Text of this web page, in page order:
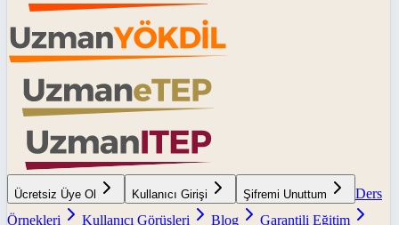
Ücretsiz Üye Ol Kullanıcı Girişi Şifremi Unuttum
Ders
Örnekleri
Kullanıcı Görüşleri Blog
Garantili Eğitim